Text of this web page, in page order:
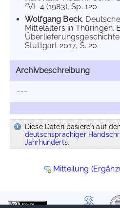
2VL 4 (1983), Sp. 120.
Wolfgang Beck,
Mittelalters in Thüringen.
Überlieferungsgeschichte
Stuttgart 2017, S. 20.
Archivbeschreibung
---
Diese Daten basieren auf
deutschsprachiger
Jahrhunderts.
Mitteilung